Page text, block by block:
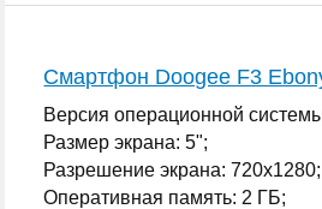
Смартфон Doogee F3
Версия операционной
Размер экрана: 5";
Разрешение экрана: 720x1280;
Оперативная память: 2 ГБ;